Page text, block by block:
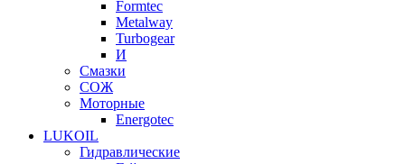
Formtec
Metalway
Turbogear
И
Смазки
СОЖ
Моторные
Energotec
LUKOIL
Гидравлические